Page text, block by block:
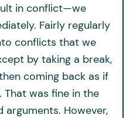
in conflict—we
Fairly regularly
conflicts that we
by taking a break,
coming back as if
That was fine in the
However,